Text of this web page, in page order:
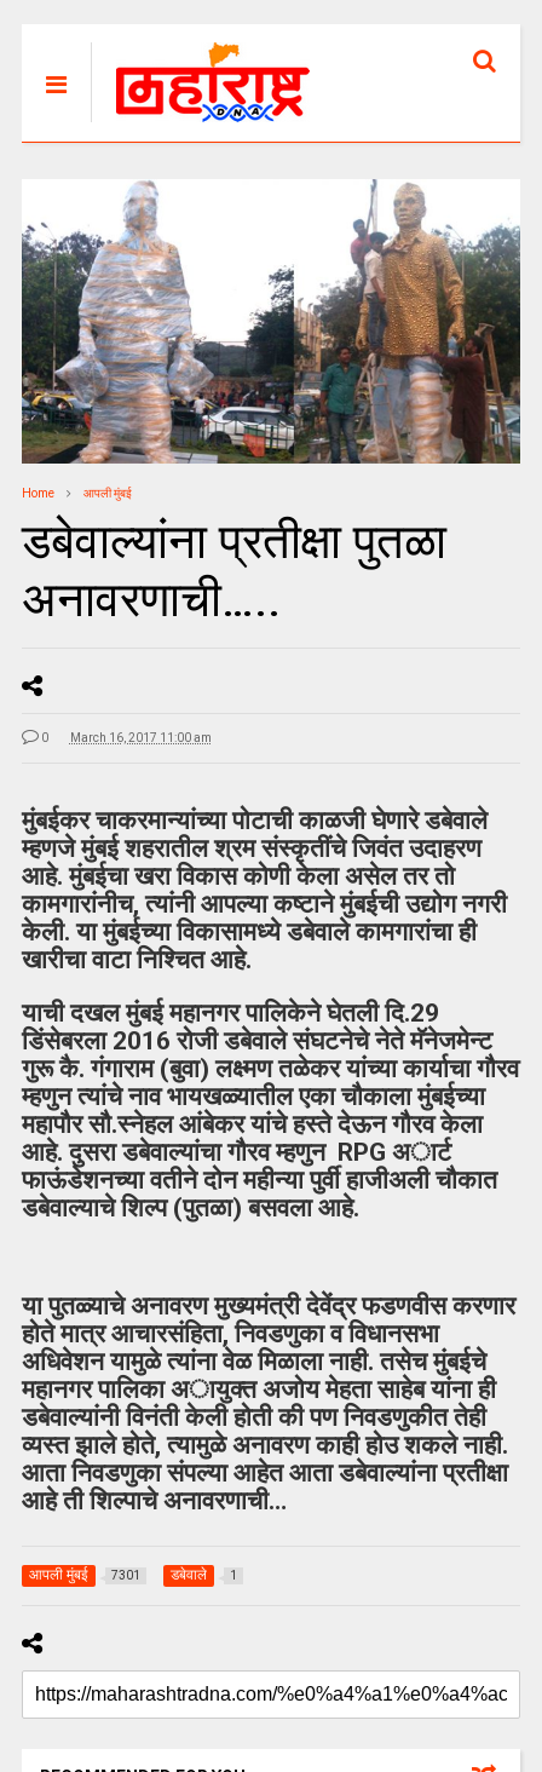
Home आपली मुंबई
डबेवाल्यांना प्रतीक्षा पुतळा
अनावरणाची…..
0 March 16, 2017 11:00 am
मुंबईकर चाकरमान्यांच्या पोटाची काळजी घेणारे डबेवाले
म्हणजे मुंबई शहरातील श्रम संस्कृतींचे जिवंत उदाहरण
आहे. मुंबईचा खरा विकास कोणी केला असेल तर तो
कामगारांनीच, त्यांनी आपल्या कष्टाने मुंबईची उद्योग नगरी
केली. या मुंबईच्या विकासामध्ये डबेवाले कामगारांचा ही
खारीचा वाटा निश्चित आहे.
याची दखल मुंबई महानगर पालिकेने घेतली दि.29
डिंसेबरला 2016 रोजी डबेवाले संघटनेचे नेते मॅनेजमेन्ट
गुरू कै. गंगाराम (बुवा) लक्ष्मण तळेकर यांच्या कार्याचा गौरव
म्हणुन त्यांचे नाव भायखळ्यातील एका चौकाला मुंबईच्या
महापौर सौ.स्नेहल आंबेकर यांचे हस्ते देऊन गौरव केला
आहे. दुसरा डबेवाल्यांचा गौरव म्हणुन RPG अार्ट
फाऊंडेशनच्या वतीने दोन महीन्या पुर्वी हाजीअली चौकात
डबेवाल्याचे शिल्प (पुतळा) बसवला आहे.
या पुतळ्याचे अनावरण मुख्यमंत्री देवेंद्र फडणवीस करणार
होते मात्र आचारसंहिता, निवडणुका व विधानसभा
अधिवेशन यामुळे त्यांना वेळ मिळाला नाही. तसेच मुंबईचे
महानगर पालिका अायुक्त अजोय मेहता साहेब यांना ही
डबेवाल्यांनी विनंती केली होती की पण निवडणुकीत तेही
व्यस्त झाले होते, त्यामुळे अनावरण काही होउ शकले नाही.
आता निवडणुका संपल्या आहेत आता डबेवाल्यांना प्रतीक्षा
आहे ती शिल्पाचे अनावरणाची…
आपली मुंबई 7301 डबेवाले 1